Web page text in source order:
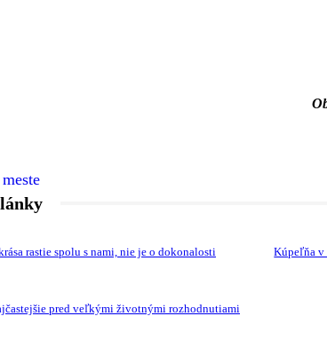
rastie spolu s nami, nie je o dokonalosti Kúpeľňa v
pred veľkými životnými rozhodnutiami